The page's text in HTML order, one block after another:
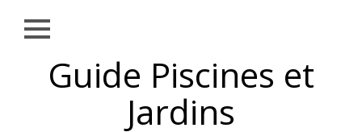
Guide Piscines et
Jardins
Close
AMÉNAGEMENT
EXTÉRIEUR